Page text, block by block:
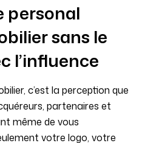
personal
sans le
l’influence
c’est la perception que
partenaires et
même de vous
votre logo, votre